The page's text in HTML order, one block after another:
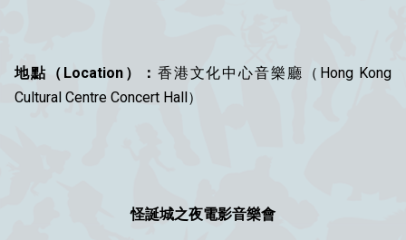
地點（Location）： 香港文化中心音樂廳（Hong Kong
Cultural Centre Concert Hall）
怪誕城之夜電影音樂會